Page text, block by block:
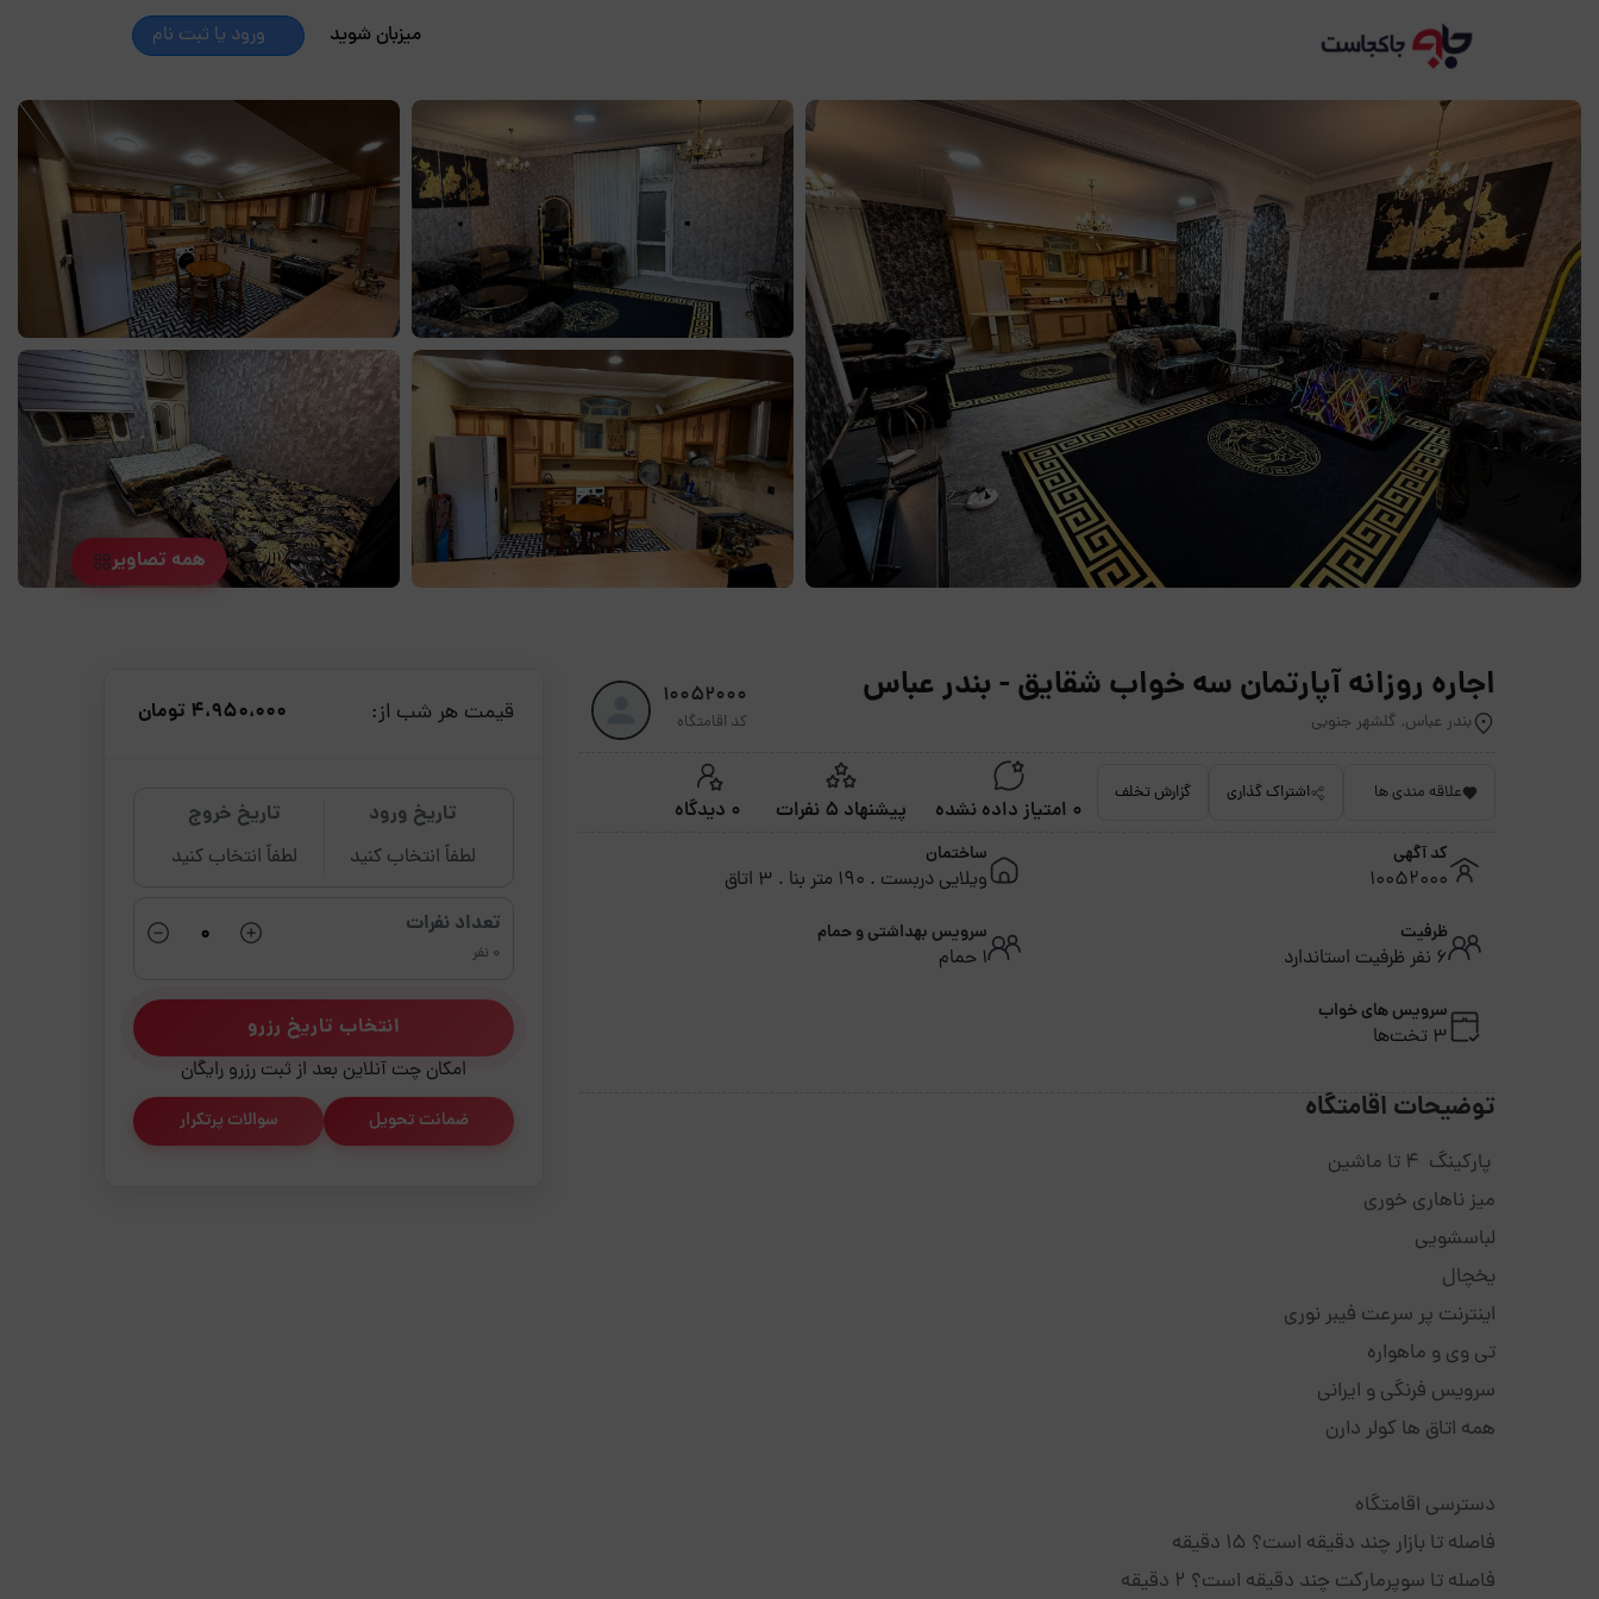
میزبان شوید ورود یا ثبت نام
همه تصاویر
اجاره روزانه آپارتمان سه خواب شقایق - بندر عباس
بندر عباس, گلشهر جنوبی
10052000
کد اقامتگاه
علاقه مندی ها اشتراک گذاری گزارش تخلف
0 امتیاز داده نشده پیشنهاد 5 نفرات 0 دیدگاه
کد آگهی
10052000
ساختمان
ویلایی دربست . 190 متر بنا . 3 اتاق
ظرفیت
6 نفر ظرفیت استاندارد
سرویس بهداشتی و حمام
1 حمام
سرویس های خواب
3 تخت‌ها
توضیحات اقامتگاه
پارکینگ ۴ تا ماشین
میز ناهاری خوری
لباسشویی
یخچال
اینترنت پر سرعت فیبر نوری
تی وی و ماهواره
سرویس فرنگی و ایرانی
همه اتاق ها کولر دارن
دسترسی اقامتگاه
فاصله تا بازار چند دقیقه است؟ ۱۵ دقیقه
فاصله تا سوپرمارکت چند دقیقه است؟ ۲ دقیقه
قیمت هر شب از: 4،950،000 تومان
تاریخ ورود
لطفاً انتخاب کنید
تاریخ خروج
لطفاً انتخاب کنید
تعداد نفرات
0 نفر
انتخاب تاریخ رزرو
امکان چت آنلاین بعد از ثبت رزرو رایگان
ضمانت تحویل سوالات پرتکرار